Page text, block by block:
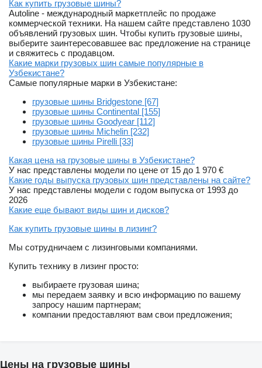
Как купить грузовые шины?
Autoline - международный маркетплейс по продаже
коммерческой техники. На нашем сайте представлено 1030
объявлений грузовых шин. Чтобы купить грузовые шины,
выберите заинтересовавшее вас предложение на странице
и свяжитесь с продавцом.
Какие марки грузовых шин самые популярные в
Узбекистане?
Самые популярные марки в Узбекистане:
грузовые шины Bridgestone [67]
грузовые шины Continental [155]
грузовые шины Goodyear [112]
грузовые шины Michelin [232]
грузовые шины Pirelli [33]
Какая цена на грузовые шины в Узбекистане?
У нас представлены модели по цене от 15 до 1 970 €
Какие годы выпуска грузовых шин представлены на сайте?
У нас представлены модели с годом выпуска от 1993 до
2026
Какие еще бывают виды шин и дисков?
Как купить грузовые шины в лизинг?
Мы сотрудничаем с лизинговыми компаниями.
Купить технику в лизинг просто:
выбираете грузовая шина;
мы передаем заявку и всю информацию по вашему
запросу нашим партнерам;
компании предоставляют вам свои предложения;
Цены на грузовые шины